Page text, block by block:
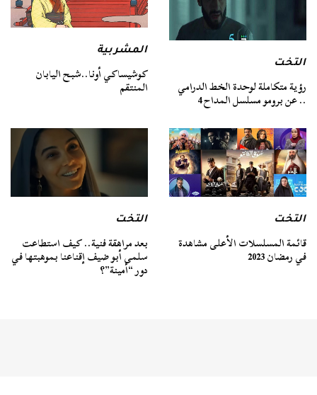
التخت
رؤية متكاملة لوحدة الخط الدرامي
.. عن برومو مسلسل المداح 4
المشربية
كوشيساكي أونا..شبح اليابان
المنتقم
التخت
قائمة المسلسلات الأعلى مشاهدة
في رمضان 2023
التخت
بعد مراهقة فنية.. كيف استطاعت
سلمى أبو ضيف إقناعنا بموهبتها في
دور “أمينة”؟